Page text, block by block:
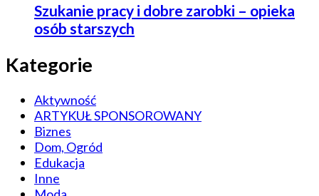
Szukanie pracy i dobre zarobki – opieka
osób starszych
Kategorie
Aktywność
ARTYKUŁ SPONSOROWANY
Biznes
Dom, Ogród
Edukacja
Inne